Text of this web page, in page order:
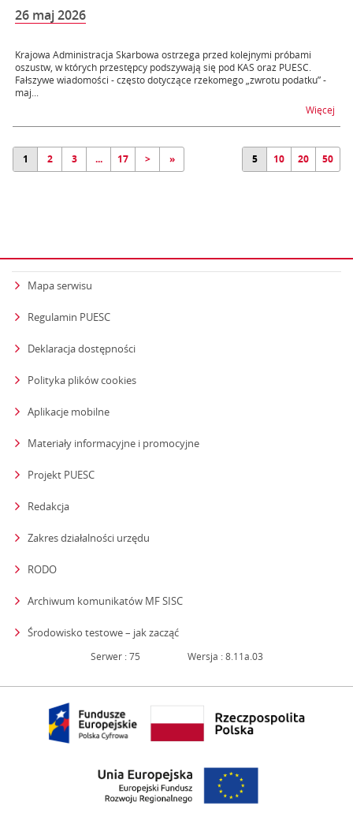
26 maj 2026
Krajowa Administracja Skarbowa ostrzega przed kolejnymi próbami
oszustw, w których przestępcy podszywają się pod KAS oraz PUESC.
Fałszywe wiadomości - często dotyczące rzekomego „zwrotu podatku” -
maj...
Więcej
1 2 3 ... 17 > » 5 10 20 50
Mapa serwisu
Regulamin PUESC
Deklaracja dostępności
Polityka plików cookies
Aplikacje mobilne
Materiały informacyjne i promocyjne
Projekt PUESC
Redakcja
Zakres działalności urzędu
RODO
Archiwum komunikatów MF SISC
Środowisko testowe – jak zacząćstrona otwiera się w nowym oknie
Serwer : 75 Wersja : 8.11a.03